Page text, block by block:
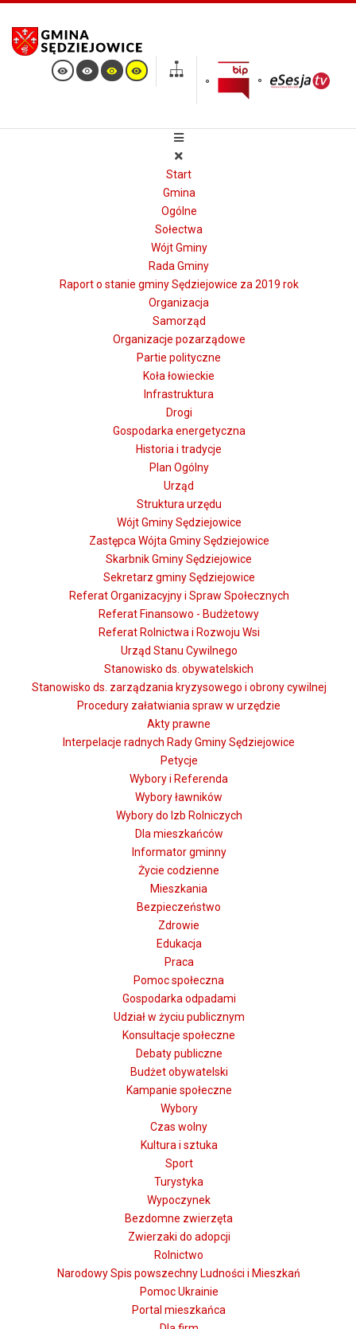
Start
Gmina
Ogólne
Sołectwa
Wójt Gminy
Rada Gminy
Raport o stanie gminy Sędziejowice za 2019 rok
Organizacja
Samorząd
Organizacje pozarządowe
Partie polityczne
Koła łowieckie
Infrastruktura
Drogi
Gospodarka energetyczna
Historia i tradycje
Plan Ogólny
Urząd
Struktura urzędu
Wójt Gminy Sędziejowice
Zastępca Wójta Gminy Sędziejowice
Skarbnik Gminy Sędziejowice
Sekretarz gminy Sędziejowice
Referat Organizacyjny i Spraw Społecznych
Referat Finansowo - Budżetowy
Referat Rolnictwa i Rozwoju Wsi
Urząd Stanu Cywilnego
Stanowisko ds. obywatelskich
Stanowisko ds. zarządzania kryzysowego i obrony cywilnej
Procedury załatwiania spraw w urzędzie
Akty prawne
Interpelacje radnych Rady Gminy Sędziejowice
Petycje
Wybory i Referenda
Wybory ławników
Wybory do Izb Rolniczych
Dla mieszkańców
Informator gminny
Życie codzienne
Mieszkania
Bezpieczeństwo
Zdrowie
Edukacja
Praca
Pomoc społeczna
Gospodarka odpadami
Udział w życiu publicznym
Konsultacje społeczne
Debaty publiczne
Budżet obywatelski
Kampanie społeczne
Wybory
Czas wolny
Kultura i sztuka
Sport
Turystyka
Wypoczynek
Bezdomne zwierzęta
Zwierzaki do adopcji
Rolnictwo
Narodowy Spis powszechny Ludności i Mieszkań
Pomoc Ukrainie
Portal mieszkańca